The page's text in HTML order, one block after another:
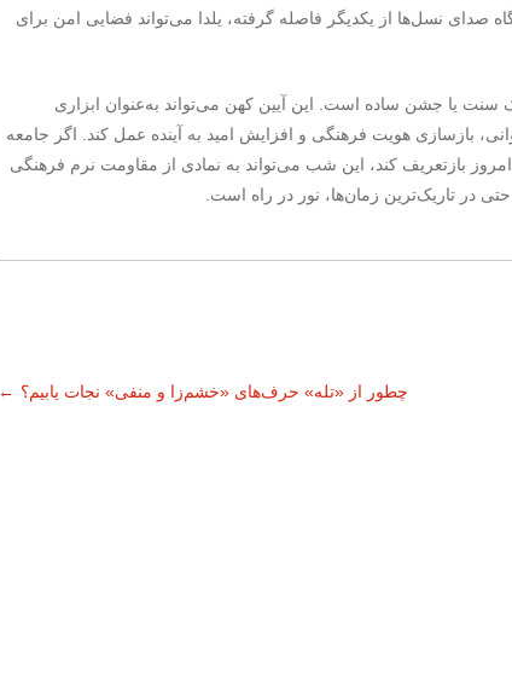
نسل‌ها از یکدیگر فاصله گرفته، یلدا می‌تواند فضایی امن برای
سنت یا جشن ساده است. این آیین کهن می‌تواند به‌عنوان ابزاری
بازسازی هویت فرهنگی و افزایش امید به آینده عمل کند. اگر جامعه
امروز بازتعریف کند، این شب می‌تواند به نمادی از مقاومت نرم فرهنگی
در تاریک‌ترین زمان‌ها، نور در راه است.
← چطور از «تله» حرف‌های «خشم‌زا و منفی» نجات یابیم؟